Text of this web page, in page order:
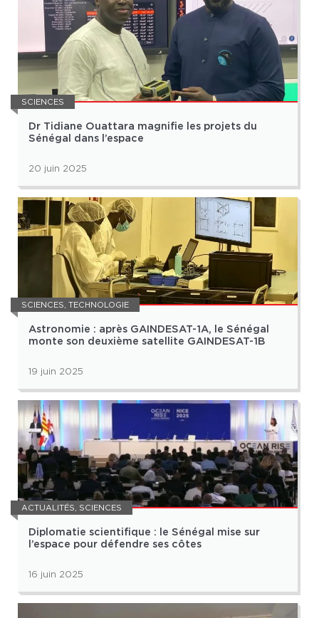
SCIENCES
Dr Tidiane Ouattara magnifie les projets du
Sénégal dans l’espace
20 juin 2025
SCIENCES, TECHNOLOGIE
Astronomie : après GAINDESAT-1A, le Sénégal
monte son deuxième satellite GAINDESAT-1B
19 juin 2025
ACTUALITÉS, SCIENCES
Diplomatie scientifique : le Sénégal mise sur
l’espace pour défendre ses côtes
16 juin 2025